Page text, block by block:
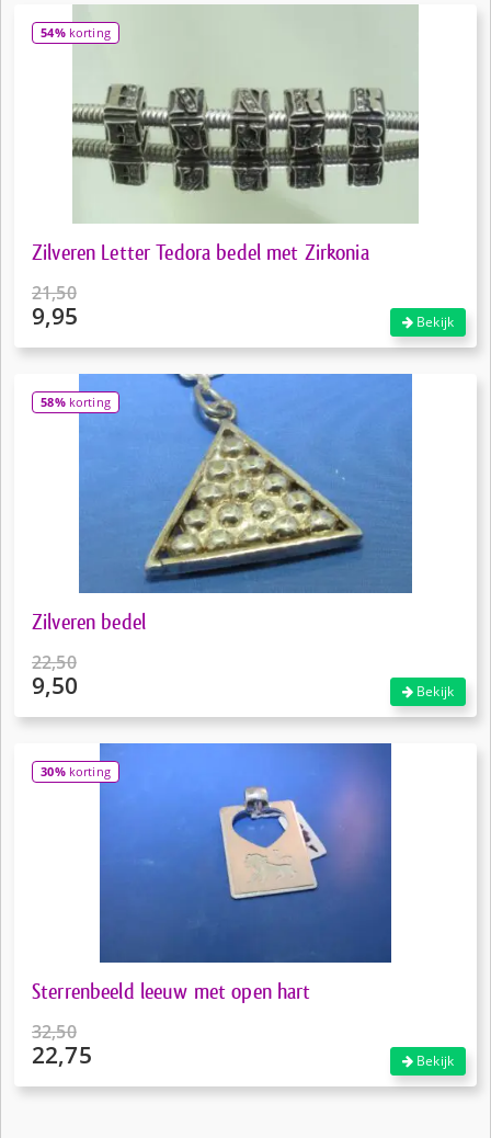
€8,25.
54%korting
Zilveren Letter Tedora bedel met Zirkonia
21,50
Oorspronkelijke
9,95
€9,95.
Bekijk
58%korting
Zilveren bedel
22,50
Oorspronkelijke
9,50
€9,50.
Bekijk
30%korting
Sterrenbeeld leeuw met open hart
32,50
Oorspronkelijke
22,75 Bekijk